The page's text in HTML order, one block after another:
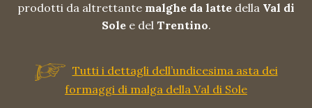
prodotti da altrettante malghe da latte della Val di
Solee del Trentino.
Tutti i dettagli dell’undicesima asta dei
formaggi di malga della Val di Sole